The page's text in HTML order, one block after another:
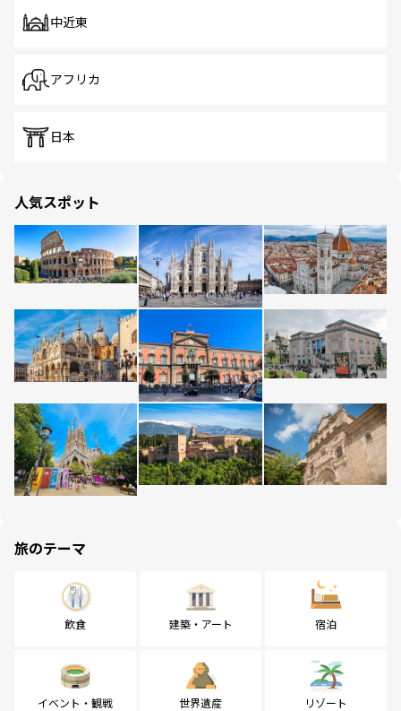
中近東
アフリカ
日本
人気スポット
旅のテーマ
飲食 建築・アート 宿泊
イベント・観戦 世界遺産 リゾート